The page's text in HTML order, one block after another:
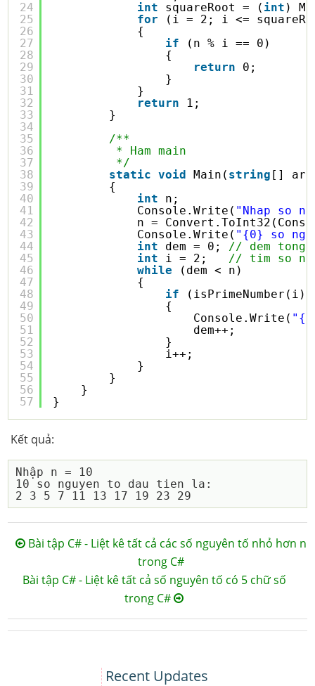
24
25
26
27
28
29
30
31
32
33
34
35
36
37
38
39
40
41
42
43
44
45
46
47
48
49
50
51
52
53
54
55
56
57
int
squareRoot = ( int )
for
(i = 2; i <=
{
if
(n % i == 0)
{
return
0;
}
}
return
1;
}
/**
* Ham main
*/
static
void Main( string []
{
int
n;
Console.Write( "Nhap so
n =
Console.Write( "{0} so
int
dem = 0; // dem tong
int
i = 2; // tim so
while
(dem < n)
{
if
(isPrimeNumber(i)
{
Console.Write(
dem++;
}
i++;
}
}
}
}
Kết quả:
Nhập n = 10
10 so nguyen to dau tien la:
Bài tập C# - Liệt kê tất cả các số nguyên tố nhỏ hơn n
trong C#
Bài tập C# - Liệt kê tất cả số nguyên tố có 5 chữ số
trong C#
Recent Updates